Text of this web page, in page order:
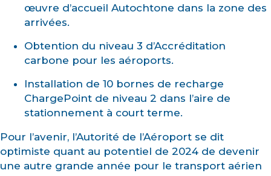
œuvre d’accueil Autochtone dans la zone des
arrivées.
Obtention du niveau 3 d’Accréditation
carbone pour les aéroports.
Installation de 10 bornes de recharge
ChargePoint de niveau 2 dans l’aire de
stationnement à court terme.
Pour l’avenir, l’Autorité de l’Aéroport se dit
optimiste quant au potentiel de 2024 de devenir
une autre grande année pour le transport aérien